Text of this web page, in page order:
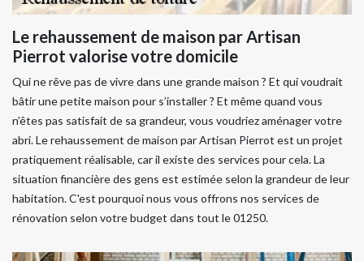
Le rehaussement de maison par Artisan
Pierrot valorise votre domicile
Qui ne rêve pas de vivre dans une grande maison ? Et qui voudrait
bâtir une petite maison pour s’installer ? Et même quand vous
n’êtes pas satisfait de sa grandeur, vous voudriez aménager votre
abri. Le rehaussement de maison par Artisan Pierrot est un projet
pratiquement réalisable, car il existe des services pour cela. La
situation financière des gens est estimée selon la grandeur de leur
habitation. C'est pourquoi nous vous offrons nos services de
rénovation selon votre budget dans tout le 01250.